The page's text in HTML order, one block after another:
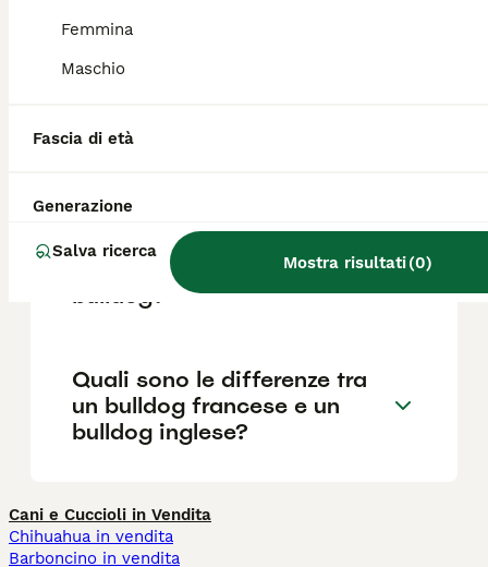
Femmina
Maschio
Fascia di età
Generazione
Salva ricerca
Mostra risultati(0)
Qual è il Bulldog più bello?
Quanto costa mantenere un
bulldog?
Quali sono le differenze tra
un bulldog francese e un
bulldog inglese?
Cani e Cuccioli in Vendita
Chihuahua in vendita
Barboncino in vendita